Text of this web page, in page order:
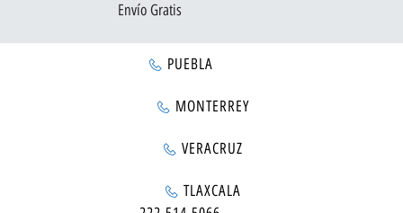
Envío Gratis
PUEBLA
MONTERREY
VERACRUZ
TLAXCALA